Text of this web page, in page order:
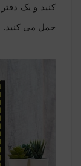
حمل می کنید.